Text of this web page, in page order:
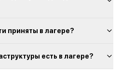
приняты в лагере?
есть в лагере?